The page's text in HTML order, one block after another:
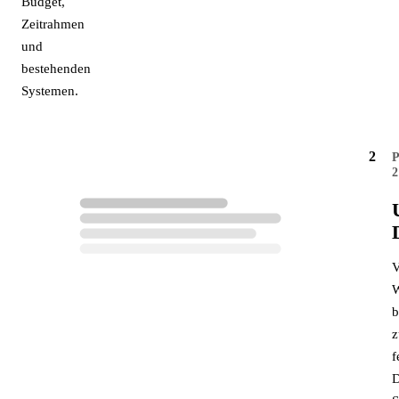
Zeitrahmen
und
bestehenden
Systemen.
2
2